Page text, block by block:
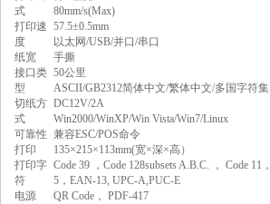
式
打印速
度
纸宽
接口类
型
切纸方
式
可靠性
打印
打印字
符
电源
80mm/s(Max)
57.5±0.5mm
以太网/USB/并口/串口
手撕
50公里
ASCII/GB2312简体中文/繁体中文/多国字符集
DC12V/2A
Win2000/WinXP/Win Vista/Win7/Linux
兼容ESC/POS命令
135×215×113mm(宽×深×高）
Code 39 ，Code 128subsets A.B.C. ， Code 11
5，EAN-13, UPC-A,PUC-E
QR Code， PDF-417